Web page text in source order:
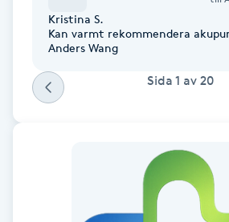
Diamantslipning
Enzympeeling
Extensions
Extensions borttagning
Eyeliner-tatuering
Kristina S.
Kan varmt rekommendera
Anders Wang
Sida 1 av 20